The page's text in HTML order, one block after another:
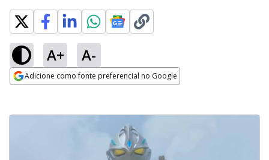
A+ A-
Adicione como fonte preferencial no Google